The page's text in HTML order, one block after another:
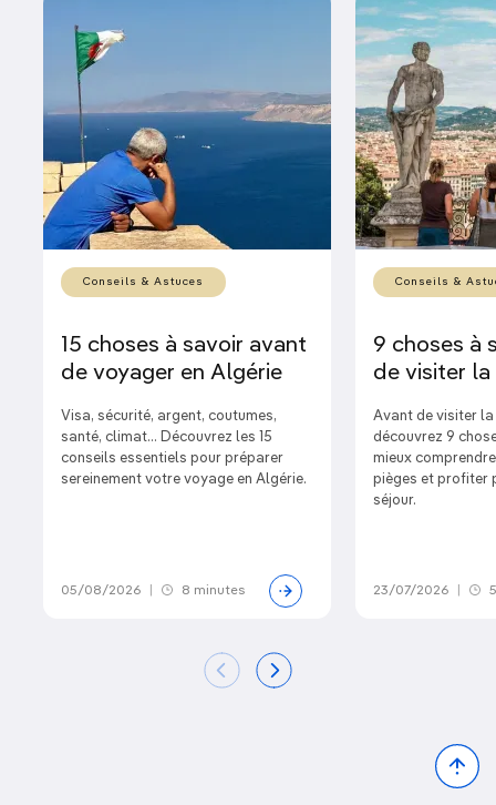
Conseils & Astuces
15 choses à savoir avant
de voyager en Algérie
Visa, sécurité, argent, coutumes,
santé, climat… Découvrez les 15
conseils essentiels pour préparer
sereinement votre voyage en Algérie.
05/08/2026 8 minutes
Conseils &
9 choses à
de visiter la
Avant de visiter la
découvrez 9
mieux
pièges et profiter
séjour.
23/07/2026
to